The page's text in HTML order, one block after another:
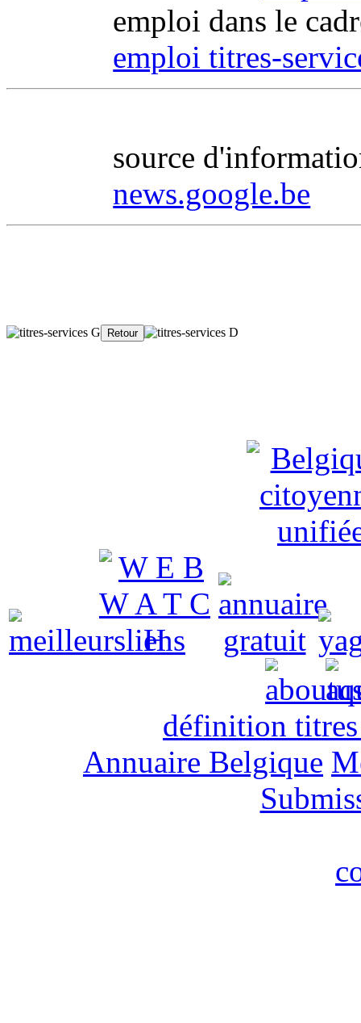
emploi dans le
emploi titres-
source
news.google.be
définition
Annuaire Belgique